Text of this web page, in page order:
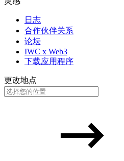
日志
合作伙伴关系
论坛
IWC x Web3
下载应用程序
更改地点